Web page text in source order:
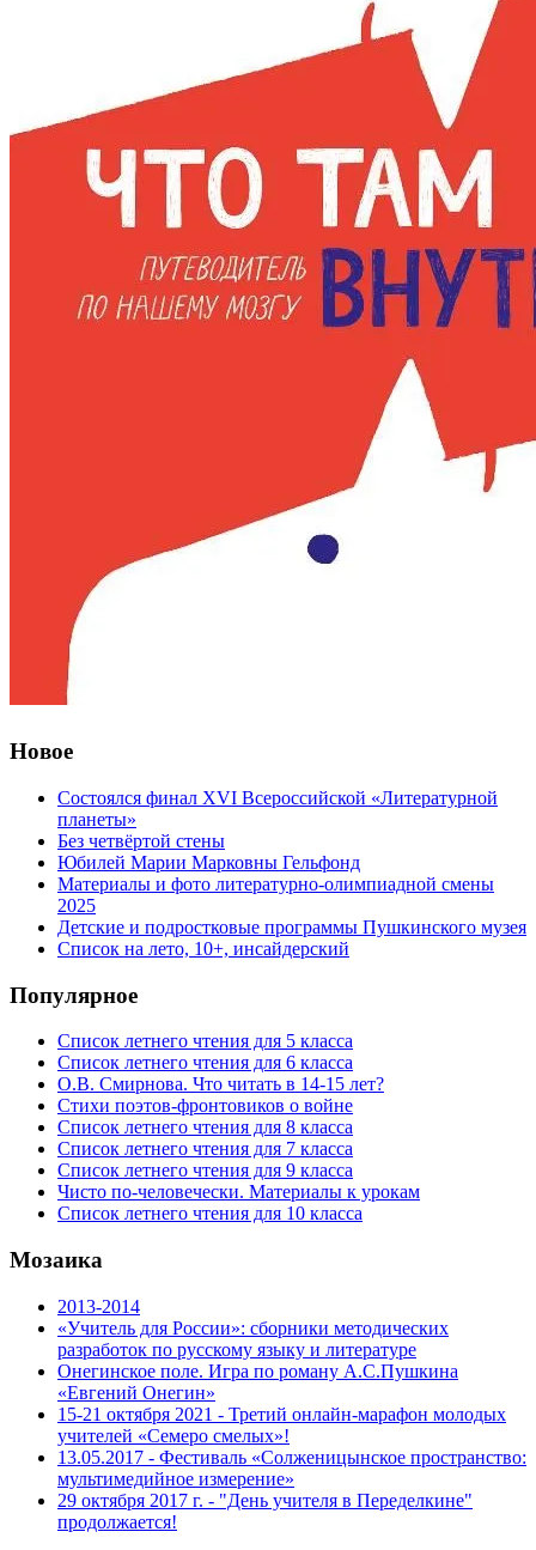
Новое
Состоялся финал XVI Всероссийской «Литературной
планеты»
Без четвёртой стены
Юбилей Марии Марковны Гельфонд
Материалы и фото литературно-олимпиадной смены
2025
Детские и подростковые программы Пушкинского музея
Список на лето, 10+, инсайдерский
Популярное
Список летнего чтения для 5 класса
Список летнего чтения для 6 класса
О.В. Смирнова. Что читать в 14-15 лет?
Стихи поэтов-фронтовиков о войне
Список летнего чтения для 8 класса
Список летнего чтения для 7 класса
Список летнего чтения для 9 класса
Чисто по-человечески. Материалы к урокам
Список летнего чтения для 10 класса
Мозаика
2013-2014
«Учитель для России»: сборники методических
разработок по русскому языку и литературе
Онегинское поле. Игра по роману А.С.Пушкина
«Евгений Онегин»
15-21 октября 2021 - Третий онлайн-марафон молодых
учителей «Семеро смелых»!
13.05.2017 - Фестиваль «Солженицынское пространство:
мультимедийное измерение»
29 октября 2017 г. - "День учителя в Переделкине"
продолжается!